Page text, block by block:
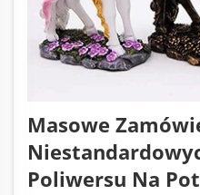
Masowe
Poliwersu Na